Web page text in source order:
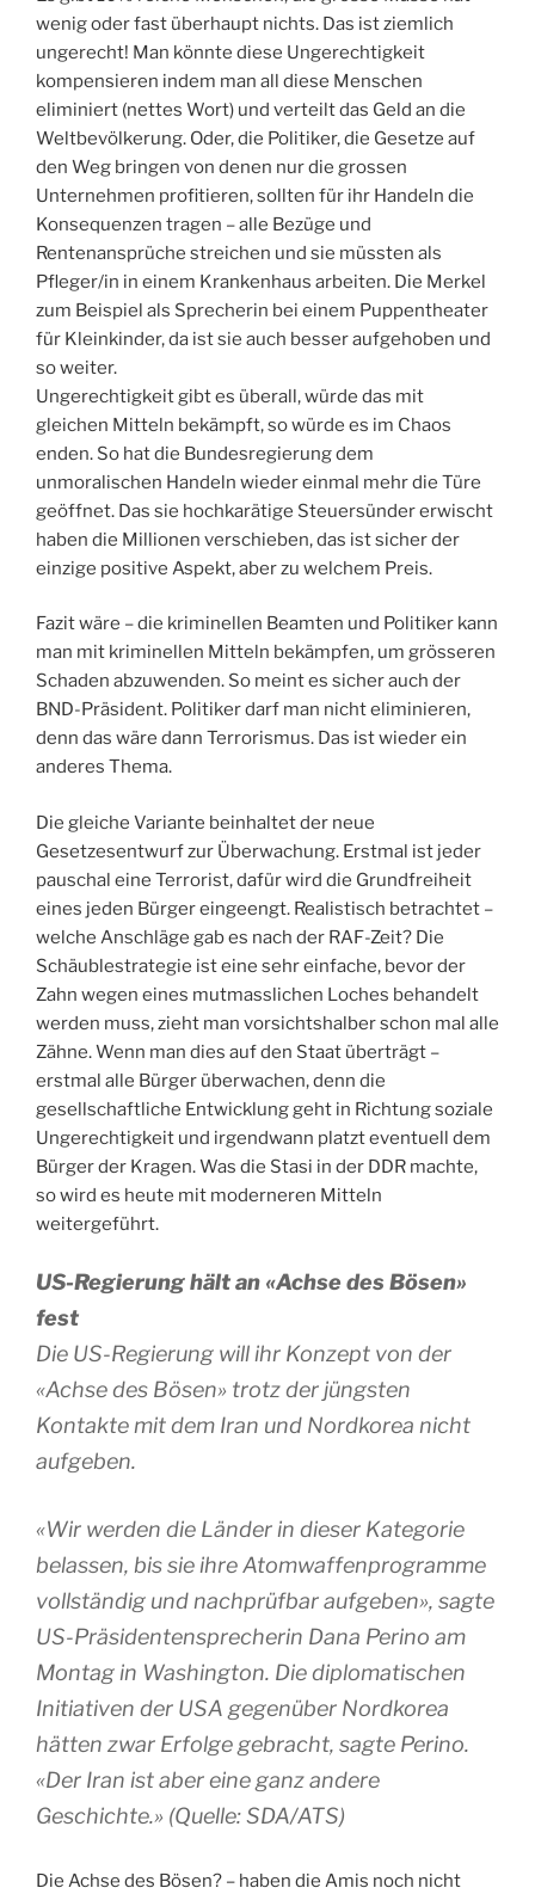
wenig oder fast überhaupt nichts. Das ist ziemlich
ungerecht! Man könnte diese Ungerechtigkeit
kompensieren indem man all diese Menschen
eliminiert (nettes Wort) und verteilt das Geld an die
Weltbevölkerung. Oder, die Politiker, die Gesetze auf
den Weg bringen von denen nur die grossen
Unternehmen profitieren, sollten für ihr Handeln die
Konsequenzen tragen – alle Bezüge und
Rentenansprüche streichen und sie müssten als
Pfleger/in in einem Krankenhaus arbeiten. Die Merkel
zum Beispiel als Sprecherin bei einem Puppentheater
für Kleinkinder, da ist sie auch besser aufgehoben und
so weiter.
Ungerechtigkeit gibt es überall, würde das mit
gleichen Mitteln bekämpft, so würde es im Chaos
enden. So hat die Bundesregierung dem
unmoralischen Handeln wieder einmal mehr die Türe
geöffnet. Das sie hochkarätige Steuersünder erwischt
haben die Millionen verschieben, das ist sicher der
einzige positive Aspekt, aber zu welchem Preis.
Fazit wäre – die kriminellen Beamten und Politiker kann
man mit kriminellen Mitteln bekämpfen, um grösseren
Schaden abzuwenden. So meint es sicher auch der
BND-Präsident. Politiker darf man nicht eliminieren,
denn das wäre dann Terrorismus. Das ist wieder ein
anderes Thema.
Die gleiche Variante beinhaltet der neue
Gesetzesentwurf zur Überwachung. Erstmal ist jeder
pauschal eine Terrorist, dafür wird die Grundfreiheit
eines jeden Bürger eingeengt. Realistisch betrachtet –
welche Anschläge gab es nach der RAF-Zeit? Die
Schäublestrategie ist eine sehr einfache, bevor der
Zahn wegen eines mutmasslichen Loches behandelt
werden muss, zieht man vorsichtshalber schon mal alle
Zähne. Wenn man dies auf den Staat überträgt –
erstmal alle Bürger überwachen, denn die
gesellschaftliche Entwicklung geht in Richtung soziale
Ungerechtigkeit und irgendwann platzt eventuell dem
Bürger der Kragen. Was die Stasi in der DDR machte,
so wird es heute mit moderneren Mitteln
weitergeführt.
US-Regierung hält an «Achse des Bösen»
fest
Die US-Regierung will ihr Konzept von der
«Achse des Bösen» trotz der jüngsten
Kontakte mit dem Iran und Nordkorea nicht
aufgeben.
«Wir werden die Länder in dieser Kategorie
belassen, bis sie ihre Atomwaffenprogramme
vollständig und nachprüfbar aufgeben», sagte
US-Präsidentensprecherin Dana Perino am
Montag in Washington. Die diplomatischen
Initiativen der USA gegenüber Nordkorea
hätten zwar Erfolge gebracht, sagte Perino.
«Der Iran ist aber eine ganz andere
Geschichte.» (Quelle: SDA/ATS)
Die Achse des Bösen? – haben die Amis noch nicht